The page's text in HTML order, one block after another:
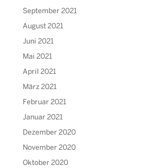
September 2021
August 2021
Juni 2021
Mai 2021
April 2021
März 2021
Februar 2021
Januar 2021
Dezember 2020
November 2020
Oktober 2020